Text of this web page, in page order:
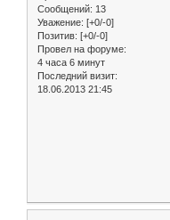
Сообщений: 13
Уважение: [+0/-0]
Позитив: [+0/-0]
Провел на форуме:
4 часа 6 минут
Последний визит:
18.06.2013 21:45